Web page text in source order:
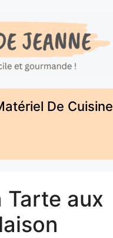
De Cuisine
Tarte aux